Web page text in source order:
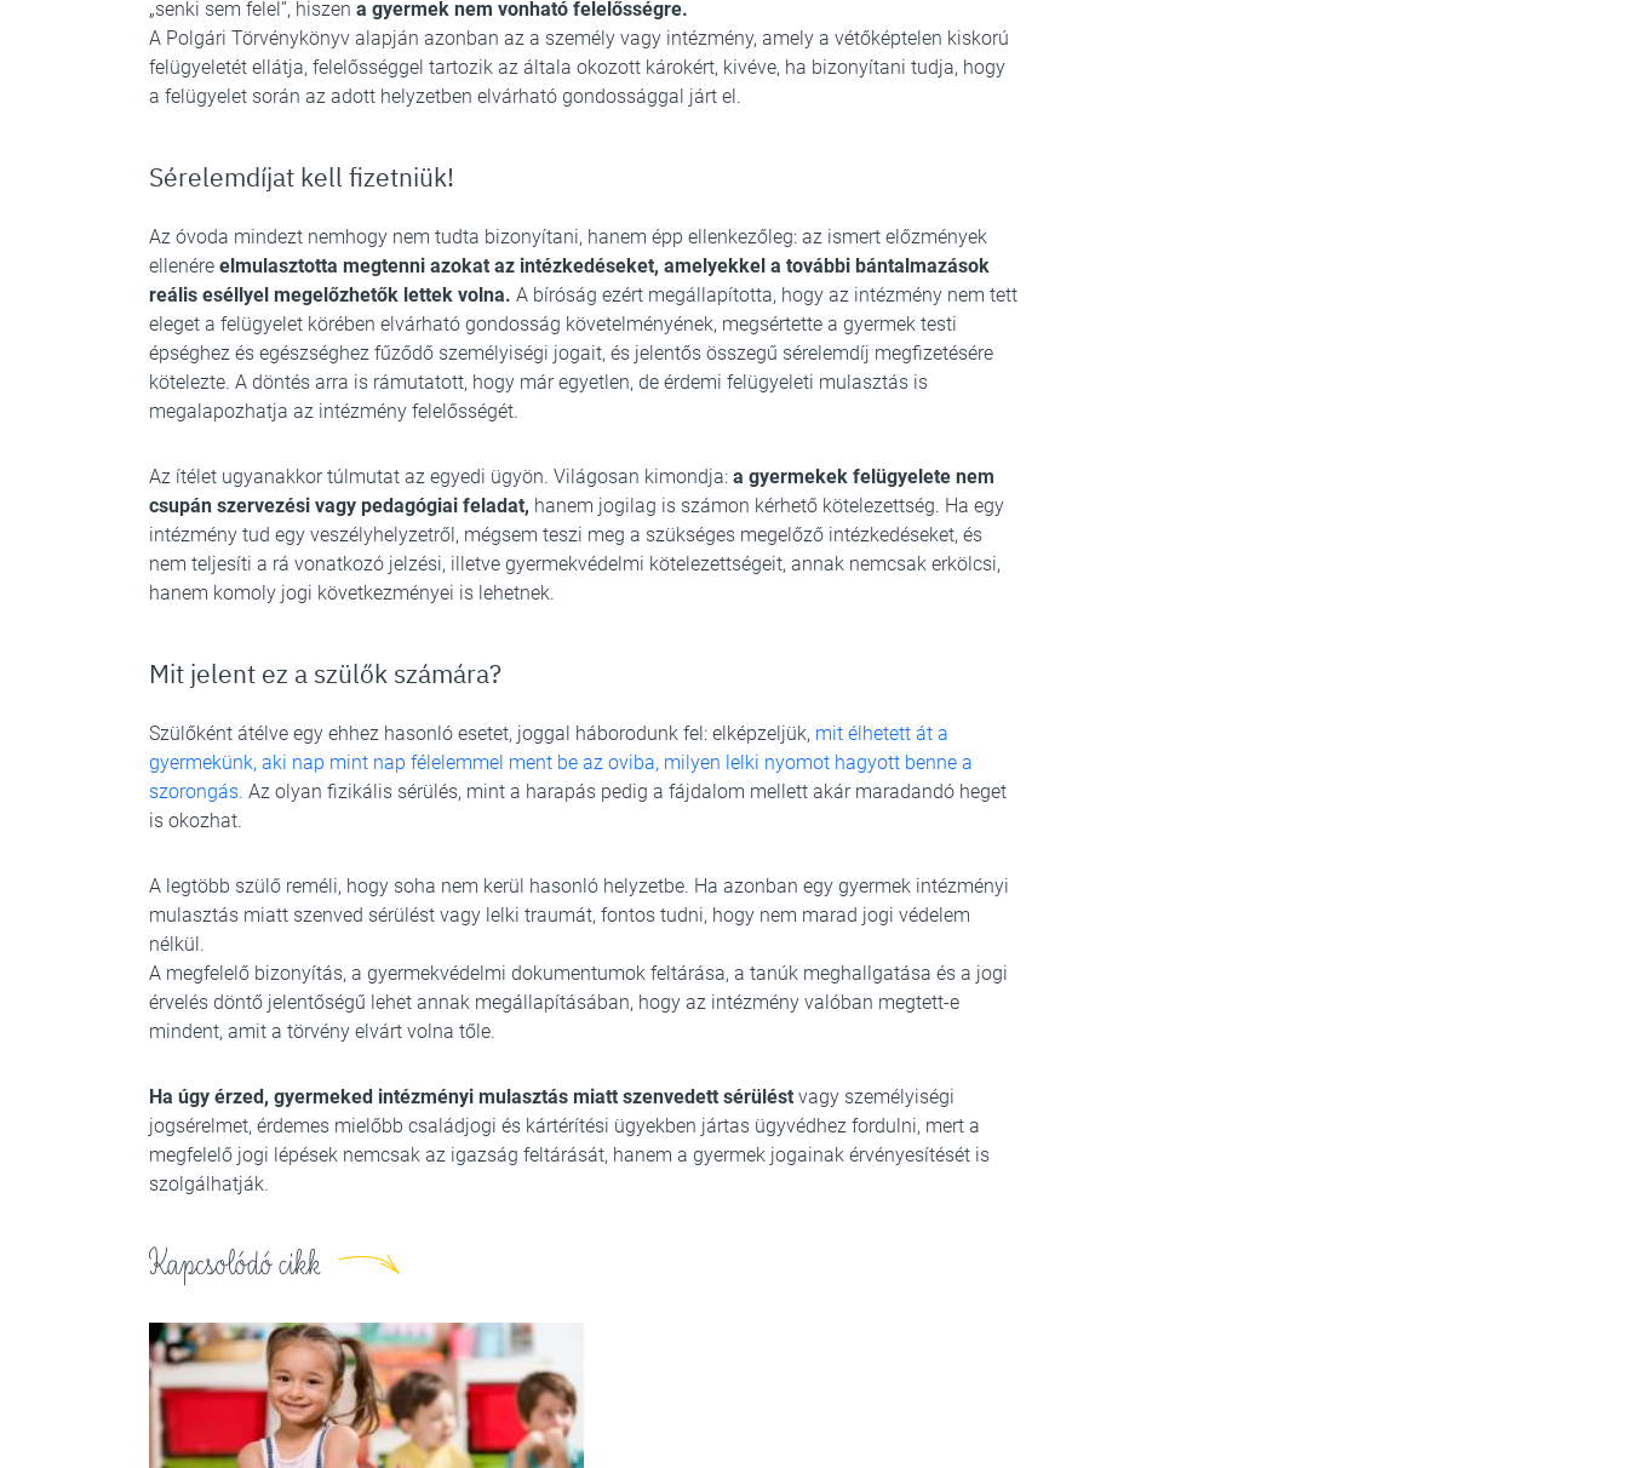
„senki sem felel”, hiszen a gyermek nem vonható felelősségre.
A Polgári Törvénykönyv alapján azonban az a személy vagy intézmény, amely a vétőképtelen kiskorú
felügyeletét ellátja, felelősséggel tartozik az általa okozott károkért, kivéve, ha bizonyítani tudja, hogy
a felügyelet során az adott helyzetben elvárható gondossággal járt el.
Sérelemdíjat kell fizetniük!
Az óvoda mindezt nemhogy nem tudta bizonyítani, hanem épp ellenkezőleg: az ismert előzmények
ellenére elmulasztotta megtenni azokat az intézkedéseket, amelyekkel a további bántalmazások
reális eséllyel megelőzhetők lettek volna. A bíróság ezért megállapította, hogy az intézmény nem tett
eleget a felügyelet körében elvárható gondosság követelményének, megsértette a gyermek testi
épséghez és egészséghez fűződő személyiségi jogait, és jelentős összegű sérelemdíj megfizetésére
kötelezte. A döntés arra is rámutatott, hogy már egyetlen, de érdemi felügyeleti mulasztás is
megalapozhatja az intézmény felelősségét.
Az ítélet ugyanakkor túlmutat az egyedi ügyön. Világosan kimondja: a gyermekek felügyelete nem
csupán szervezési vagy pedagógiai feladat, hanem jogilag is számon kérhető kötelezettség. Ha egy
intézmény tud egy veszélyhelyzetről, mégsem teszi meg a szükséges megelőző intézkedéseket, és
nem teljesíti a rá vonatkozó jelzési, illetve gyermekvédelmi kötelezettségeit, annak nemcsak erkölcsi,
hanem komoly jogi következményei is lehetnek.
Mit jelent ez a szülők számára?
Szülőként átélve egy ehhez hasonló esetet, joggal háborodunk fel: elképzeljük, mit élhetett át a
gyermekünk, aki nap mint nap félelemmel ment be az oviba, milyen lelki nyomot hagyott benne a
szorongás. Az olyan fizikális sérülés, mint a harapás pedig a fájdalom mellett akár maradandó heget
is okozhat.
A legtöbb szülő reméli, hogy soha nem kerül hasonló helyzetbe. Ha azonban egy gyermek intézményi
mulasztás miatt szenved sérülést vagy lelki traumát, fontos tudni, hogy nem marad jogi védelem
nélkül.
A megfelelő bizonyítás, a gyermekvédelmi dokumentumok feltárása, a tanúk meghallgatása és a jogi
érvelés döntő jelentőségű lehet annak megállapításában, hogy az intézmény valóban megtett-e
mindent, amit a törvény elvárt volna tőle.
Ha úgy érzed, gyermeked intézményi mulasztás miatt szenvedett sérülést vagy személyiségi
jogsérelmet, érdemes mielőbb családjogi és kártérítési ügyekben jártas ügyvédhez fordulni, mert a
megfelelő jogi lépések nemcsak az igazság feltárását, hanem a gyermek jogainak érvényesítését is
szolgálhatják.
Kapcsolódó cikk